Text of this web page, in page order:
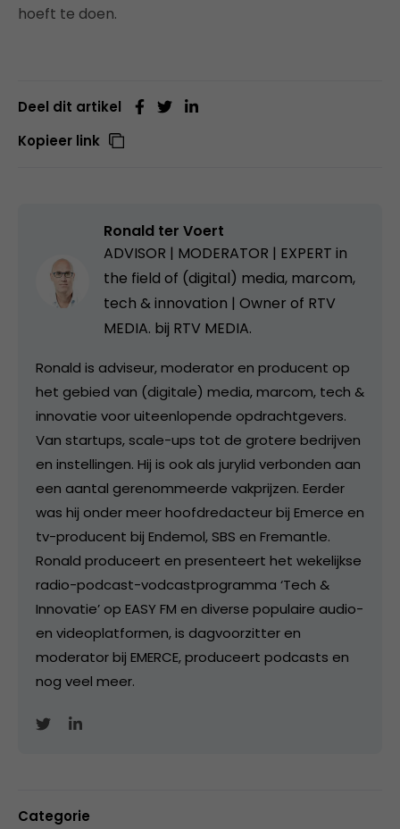
hoeft te doen.
Deel dit artikel
Kopieer link
Ronald ter Voert
ADVISOR | MODERATOR | EXPERT in
the field of (digital) media, marcom,
tech & innovation | Owner of RTV
MEDIA. bij RTV MEDIA.
Ronald is adviseur, moderator en producent op
het gebied van (digitale) media, marcom, tech &
innovatie voor uiteenlopende opdrachtgevers.
Van startups, scale-ups tot de grotere bedrijven
en instellingen. Hij is ook als jurylid verbonden aan
een aantal gerenommeerde vakprijzen. Eerder
was hij onder meer hoofdredacteur bij Emerce en
tv-producent bij Endemol, SBS en Fremantle.
Ronald produceert en presenteert het wekelijkse
radio-podcast-vodcastprogramma ‘Tech &
Innovatie’ op EASY FM en diverse populaire audio-
en videoplatformen, is dagvoorzitter en
moderator bij EMERCE, produceert podcasts en
nog veel meer.
Categorie